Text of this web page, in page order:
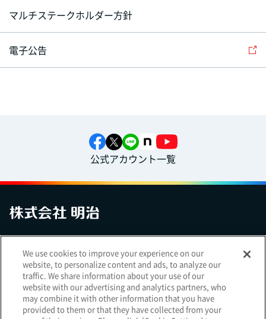
マルチステークホルダー方針
電子公告
公式アカウント一覧
アクセシビリティへの対応方針ご利用規約明治グループのDX
Cookie Settings
We use cookies to improve your experience on our
website, to personalize content and ads, to analyze our
traffic. We share information about your use of our
website with our advertising and analytics partners, who
may combine it with other information that you have
provided to them or that they have collected from your